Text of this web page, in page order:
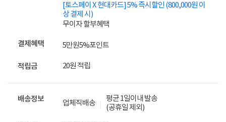
[토스페이 X 현대카드] 5% 즉시할인 (800,000원 이
상 결제 시)
무이자 할부혜택
결제혜택 5만원5%포인트
적립금 20원 적립
배송정보 업체직배송
평균 1일이내 발송
(공휴일 제외)